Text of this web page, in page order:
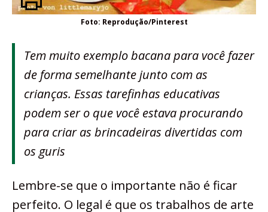
Foto: Reprodução/Pinterest
Tem muito exemplo bacana para você fazer
de forma semelhante junto com as
crianças. Essas tarefinhas educativas
podem ser o que você estava procurando
para criar as brincadeiras divertidas com
os guris
Lembre-se que o importante não é ficar
perfeito. O legal é que os trabalhos de arte